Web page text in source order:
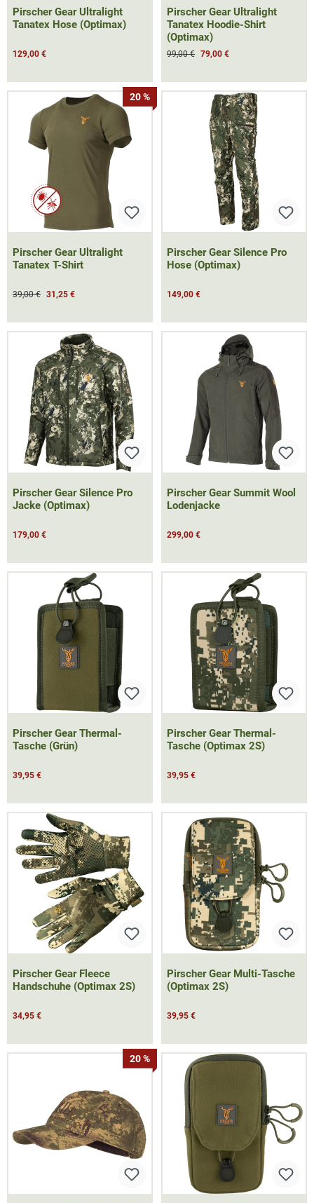
Pirscher Gear Ultralight
Tanatex Hose (Optimax)
129,00 €
Pirscher Gear Ultralight
Tanatex Hoodie-Shirt
(Optimax)
99,00 € 79,00 €
20 %
Pirscher Gear Ultralight
Tanatex T-Shirt
39,00 € 31,25 €
Pirscher Gear Silence Pro
Hose (Optimax)
149,00 €
Pirscher Gear Silence Pro
Jacke (Optimax)
179,00 €
Pirscher Gear Summit Wool
Lodenjacke
299,00 €
Pirscher Gear Thermal-
Tasche (Grün)
39,95 €
Pirscher Gear Thermal-
Tasche (Optimax 2S)
39,95 €
Pirscher Gear Fleece
Handschuhe (Optimax 2S)
34,95 €
Pirscher Gear Multi-Tasche
(Optimax 2S)
39,95 €
20 %